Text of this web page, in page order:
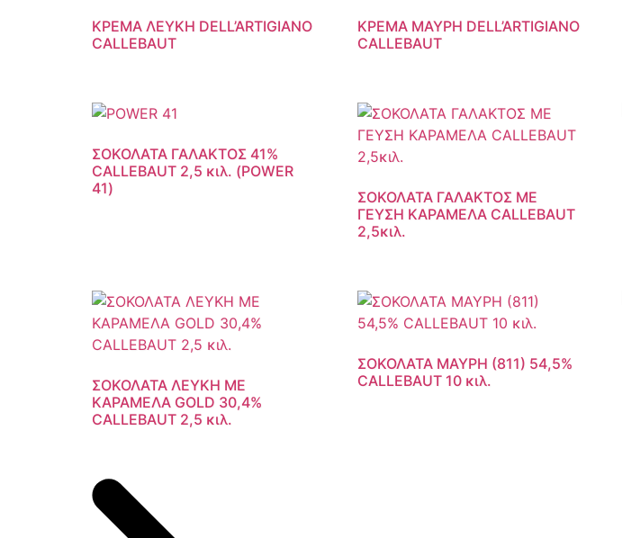
ΚΡΕΜΑ ΛΕΥΚΗ DELL’ARTIGIANO
CALLEBAUT
ΚΡΕΜΑ ΜΑΥΡΗ DELL’ARTIGIANO
CALLEBAUT
ΣΟΚΟΛΑΤΑ ΓΑΛΑΚΤΟΣ 41%
CALLEBAUT 2,5 κιλ. (POWER
41)
ΣΟΚΟΛΑΤΑ ΓΑΛΑΚΤΟΣ ΜΕ
ΓΕΥΣΗ ΚΑΡΑΜΕΛΑ CALLEBAUT
2,5κιλ.
ΣΟΚΟΛΑΤΑ ΛΕΥΚΗ ΜΕ
ΚΑΡΑΜΕΛΑ GOLD 30,4%
CALLEBAUT 2,5 κιλ.
ΣΟΚΟΛΑΤΑ ΜΑΥΡΗ (811) 54,5%
CALLEBAUT 10 κιλ.